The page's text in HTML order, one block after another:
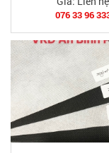
076 33 96